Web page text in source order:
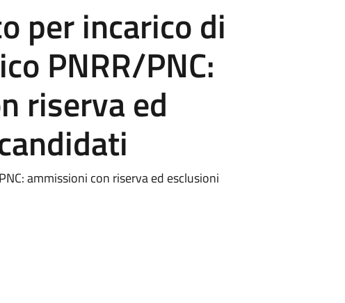
per incarico di
PNRR/PNC:
riserva ed
ammissioni con riserva ed esclusioni